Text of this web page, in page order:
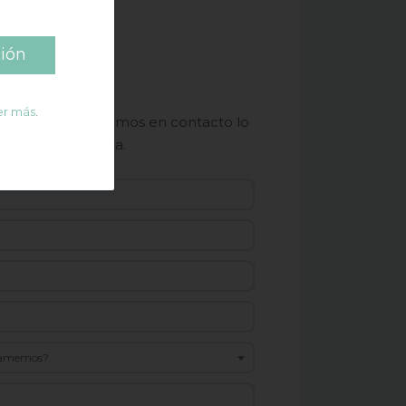
y nos pondremos en contacto lo
una cita.
más.